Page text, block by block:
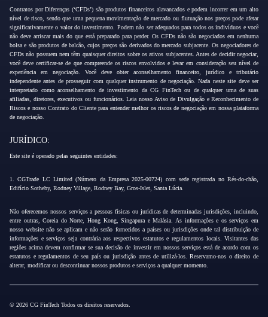
Contratos por Diferenças (‘CFDs’) são produtos financeiros alavancados e podem incorrer em um alto
nível de risco, sendo que uma pequena movimentação de mercado ou flutuação nos preços pode afetar
significativamente o valor do investimento. Podem não ser adequados para todos os indivíduos e você
não deve arriscar mais do que está preparado para perder. Os CFDs não são negociados em nenhuma
bolsa e são produtos de balcão, cujos preços são derivados do mercado subjacente. Os negociadores de
CFDs não possuem nem têm quaisquer direitos sobre os ativos subjacentes. Antes de decidir negociar,
você deve certificar-se de que compreende os riscos envolvidos e levar em consideração seu nível de
experiência em negociação. Você deve obter aconselhamento financeiro, jurídico e tributário
independente antes de prosseguir com qualquer instrumento de negociação. Nada neste site deve ser
interpretado como aconselhamento de investimento da CG FinTech ou de qualquer uma de suas
afiliadas, diretores, executivos ou funcionários. Leia nosso Aviso de Divulgação e Reconhecimento de
Riscos e nosso Contrato do Cliente para entender melhor os riscos de negociação em nossa plataforma
de negociação.
JURÍDICO:
Este site é operado pelas seguintes entidades:
1. CGTrade LC Limited (Número da Empresa 2025-00724) com sede registrada no Rés-do-chão,
Edifício Sotheby, Rodney Village, Rodney Bay, Gros-Islet, Santa Lúcia.
Não oferecemos nossos serviços a pessoas físicas ou jurídicas de determinadas jurisdições, incluindo,
entre outras, Coreia do Norte, Hong Kong, Singapura e Malásia. As informações e os serviços em
nosso website não se aplicam e não serão fornecidos a países ou jurisdições onde tal distribuição de
informações e serviços seja contrária aos respectivos estatutos e regulamentos locais. Visitantes das
regiões acima devem confirmar se sua decisão de investir em nossos serviços está de acordo com os
estatutos e regulamentos de seu país ou jurisdição antes de utilizá-los. Reservamo-nos o direito de
alterar, modificar ou descontinuar nossos produtos e serviços a qualquer momento.
© 2026 CG FinTech Todos os direitos reservados.